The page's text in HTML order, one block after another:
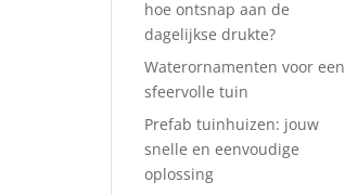
hoe ontsnap aan de
dagelijkse drukte?
Waterornamenten voor een
sfeervolle tuin
Prefab tuinhuizen: jouw
snelle en eenvoudige
oplossing